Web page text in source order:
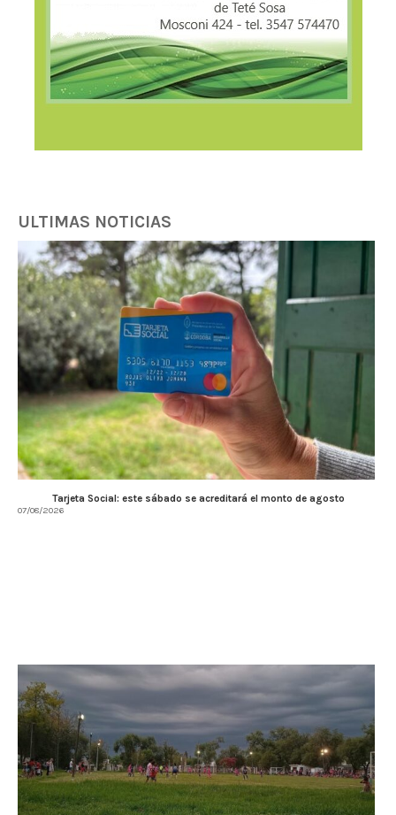
ULTIMAS NOTICIAS
Tarjeta Social: este sábado se acreditará el monto de agosto
07/08/2026